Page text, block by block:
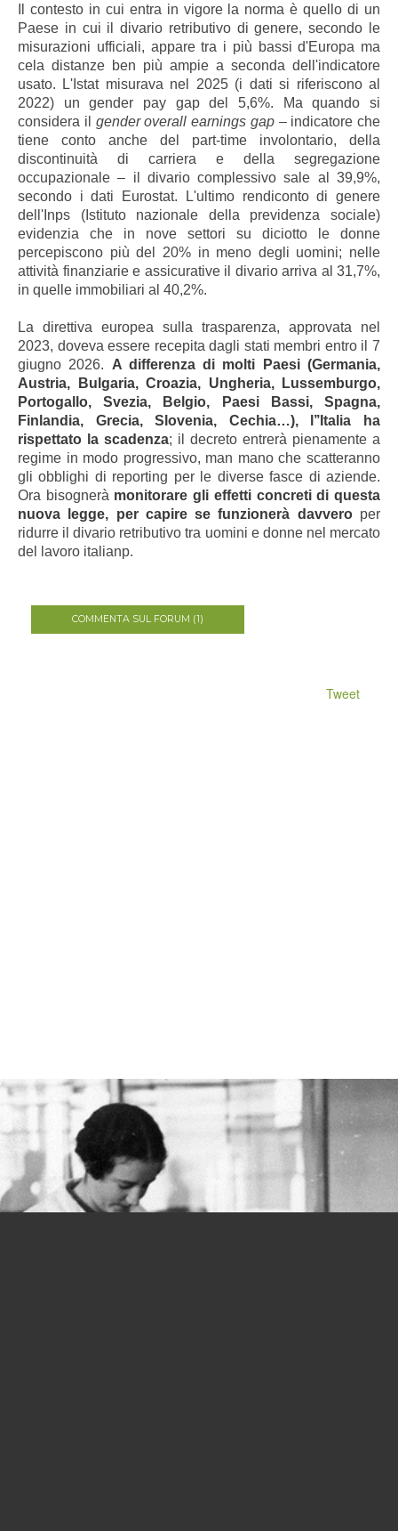
Il contesto in cui entra in vigore la norma è quello di un
Paese in cui il divario retributivo di genere, secondo le
misurazioni ufficiali, appare tra i più bassi d'Europa ma
cela distanze ben più ampie a seconda dell'indicatore
usato. L'Istat misurava nel 2025 (i dati si riferiscono al
2022) un gender pay gap del 5,6%. Ma quando si
considera il gender overall earnings gap– indicatore che
tiene conto anche del part-time involontario, della
discontinuità di carriera e della segregazione
occupazionale – il divario complessivo sale al 39,9%,
secondo i dati Eurostat. L'ultimo rendiconto di genere
dell'Inps (Istituto nazionale della previdenza sociale)
evidenzia che in nove settori su diciotto le donne
percepiscono più del 20% in meno degli uomini; nelle
attività finanziarie e assicurative il divario arriva al 31,7%,
in quelle immobiliari al 40,2%.
La direttiva europea sulla trasparenza, approvata nel
2023, doveva essere recepita dagli stati membri entro il 7
giugno 2026. A differenza di molti Paesi (Germania,
Austria, Bulgaria, Croazia, Ungheria, Lussemburgo,
Portogallo, Svezia, Belgio, Paesi Bassi, Spagna,
Finlandia, Grecia, Slovenia, Cechia…), l’’Italia ha
rispettato la scadenza; il decreto entrerà pienamente a
regime in modo progressivo, man mano che scatteranno
gli obblighi di reporting per le diverse fasce di aziende.
Ora bisognerà monitorare gli effetti concreti di questa
nuova legge, per capire se funzionerà davvero per
ridurre il divario retributivo tra uomini e donne nel mercato
del lavoro italianp.
COMMENTA SUL FORUM (1)
Tweet